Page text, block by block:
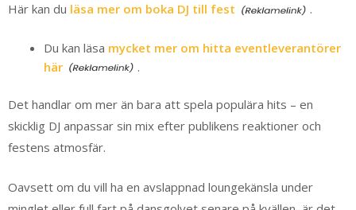
Här kan du läsa mer om boka DJ till fest .
Du kan läsa mycket mer om hitta eventleverantörer
här
.
Det handlar om mer än bara att spela populära hits – en
skicklig DJ anpassar sin mix efter publikens reaktioner och
festens atmosfär.
Oavsett om du vill ha en avslappnad loungekänsla under